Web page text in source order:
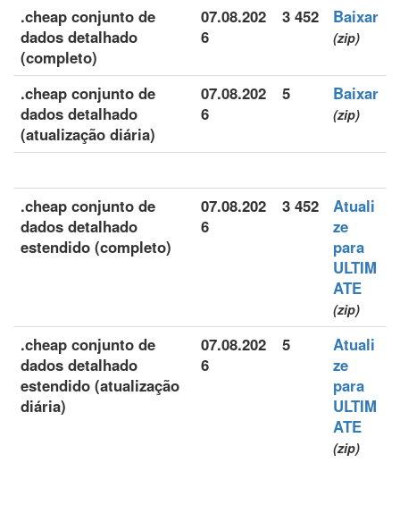
.cheap conjunto de
dados detalhado
(completo)
07.08.202
6
3 452 Baixar
(zip)
.cheap conjunto de
dados detalhado
(atualização diária)
07.08.202
6
5 Baixar
(zip)
.cheap conjunto de
dados detalhado
estendido (completo)
07.08.202
6
3 452
Atuali
ze
para
ULTIM
ATE
(zip)
.cheap conjunto de
dados detalhado
estendido (atualização
diária)
07.08.202
6
5
Atuali
ze
para
ULTIM
ATE
(zip)